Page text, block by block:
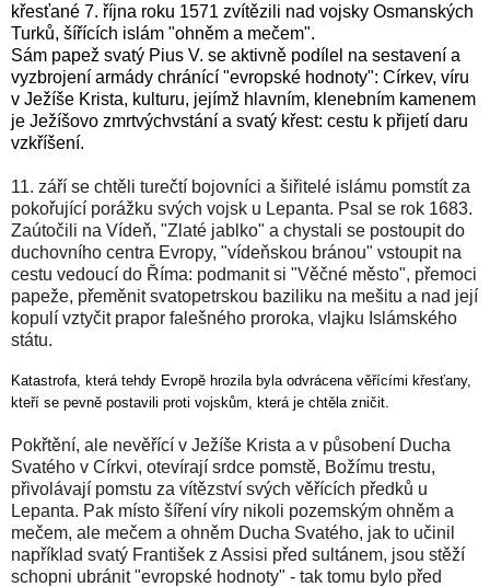
křesťané 7. října roku 1571 zvítězili nad vojsky Osmanských
Turků, šířících islám "ohněm a mečem".
Sám papež svatý Pius V. se aktivně podílel na sestavení a
vyzbrojení armády chránící "evropské hodnoty": Církev, víru
v Ježíše Krista, kulturu, jejímž hlavním, klenebním kamenem
je Ježíšovo zmrtvýchvstání a svatý křest: cestu k přijetí daru
vzkříšení.
11. září se chtěli turečtí bojovníci a šiřitelé islámu pomstít za
pokořující porážku svých vojsk u Lepanta. Psal se rok 1683.
Zaútočili na Vídeň, "Zlaté jablko" a chystali se postoupit do
duchovního centra Evropy, "vídeňskou bránou" vstoupit na
cestu vedoucí do Říma: podmanit si "Věčné město", přemoci
papeže, přeměnit svatopetrskou baziliku na mešitu a nad její
kopulí vztyčit prapor falešného proroka, vlajku Islámského
státu.
Katastrofa, která tehdy Evropě hrozila byla odvrácena věřícími křesťany,
kteří se pevně postavili proti vojskům, která je chtěla zničit.
Pokřtění, ale nevěřící v Ježíše Krista a v působení Ducha
Svatého v Církvi, otevírají srdce pomstě, Božímu trestu,
přivolávají pomstu za vítězství svých věřících předků u
Lepanta. Pak místo šíření víry nikoli pozemským ohněm a
mečem, ale mečem a ohněm Ducha Svatého, jak to učinil
například svatý František z Assisi před sultánem, jsou stěží
schopni ubránit "evropské hodnoty" - tak tomu bylo před